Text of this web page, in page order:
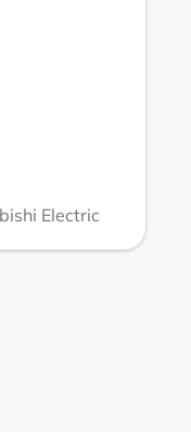
Electric